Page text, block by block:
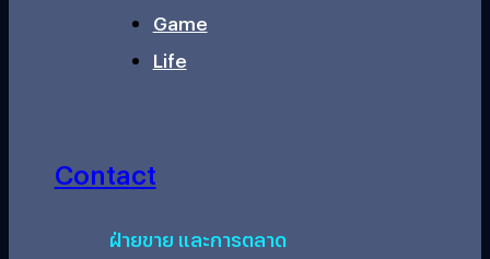
Game
Life
Contact
ฝ่ายขาย และการตลาด